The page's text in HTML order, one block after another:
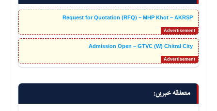
Request for Quotation (RFQ) – MHP Khot – AKRSP
Admission Open – GTVC (W) Chitral City
متعلقہ خبریں: